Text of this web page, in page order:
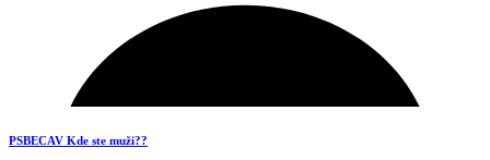
PSBECAV Kde ste muži??